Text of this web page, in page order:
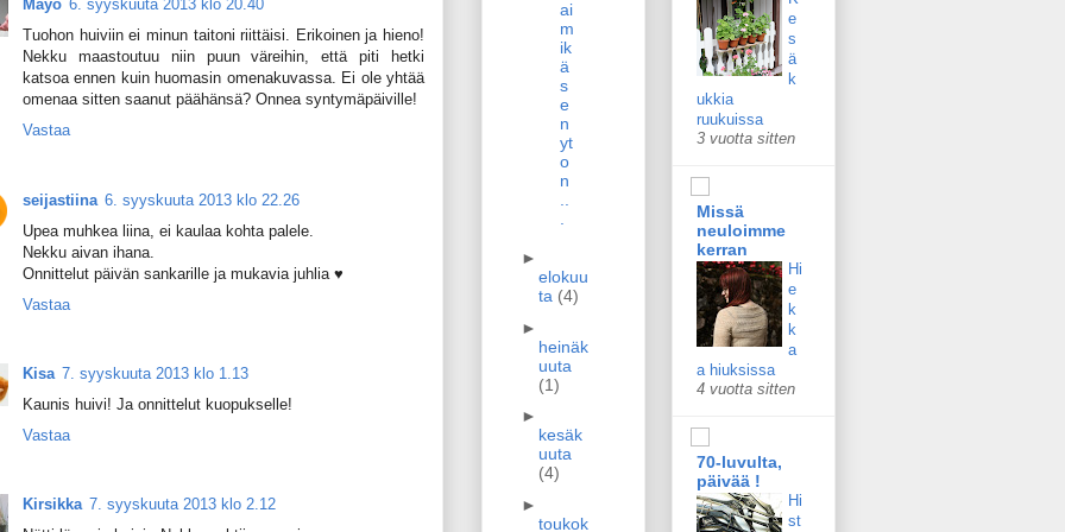
Mayo 6. syyskuuta 2013 klo 20.40
Tuohon huiviin ei minun taitoni riittäisi. Erikoinen ja hieno!
Nekku maastoutuu niin puun väreihin, että piti hetki
katsoa ennen kuin huomasin omenakuvassa. Ei ole yhtää
omenaa sitten saanut päähänsä? Onnea syntymäpäiville!
Vastaa
seijastiina 6. syyskuuta 2013 klo 22.26
Upea muhkea liina, ei kaulaa kohta palele.
Nekku aivan ihana.
Onnittelut päivän sankarille ja mukavia juhlia ♥
Vastaa
Kisa 7. syyskuuta 2013 klo 1.13
Kaunis huivi! Ja onnittelut kuopukselle!
Vastaa
Kirsikka 7. syyskuuta 2013 klo 2.12
ai
m
ik
ä
s
e
n
yt
o
n
►
elokuu
ta (4)
►
heinäk
uuta
(1)
►
kesäk
uuta
(4)
►
toukok
e
s
ä
k
ukkia
ruukuissa
3 vuotta sitten
Missä
neuloimme
kerran
Hi
e
k
k
a
a hiuksissa
4 vuotta sitten
70-luvulta,
päivää !
Hi
st